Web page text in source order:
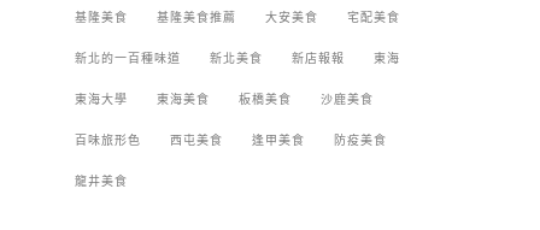
基隆美食 基隆美食推薦 大安美食 宅配美食
新北的一百種味道 新北美食 新店報報 東海
東海大學 東海美食 板橋美食 沙鹿美食
百味旅形色 西屯美食 逢甲美食 防疫美食
龍井美食